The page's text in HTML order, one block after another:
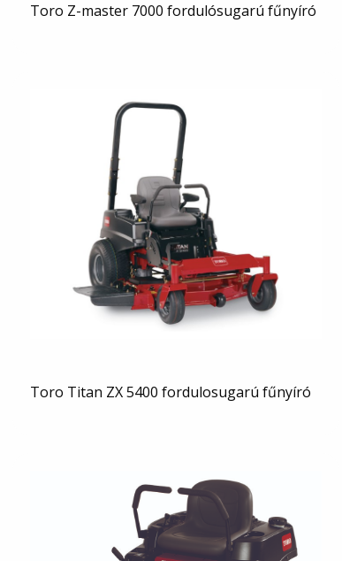
Toro Z-master 7000 fordulósugarú fűnyíró
Toro Titan ZX 5400 fordulosugarú fűnyíró